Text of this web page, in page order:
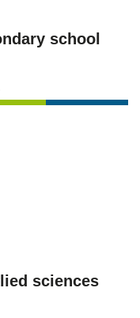
school
sciences